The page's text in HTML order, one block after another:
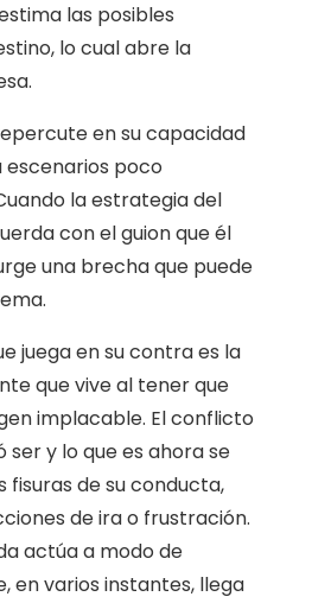
las posibles
lo cual abre la
en su capacidad
poco
la estrategia del
con el guion que él
una brecha que puede
juega en su contra es la
que vive al tener que
implacable. El conflicto
ser y lo que es ahora se
fisuras de su conducta,
de ira o frustración.
actúa a modo de
en varios instantes, llega